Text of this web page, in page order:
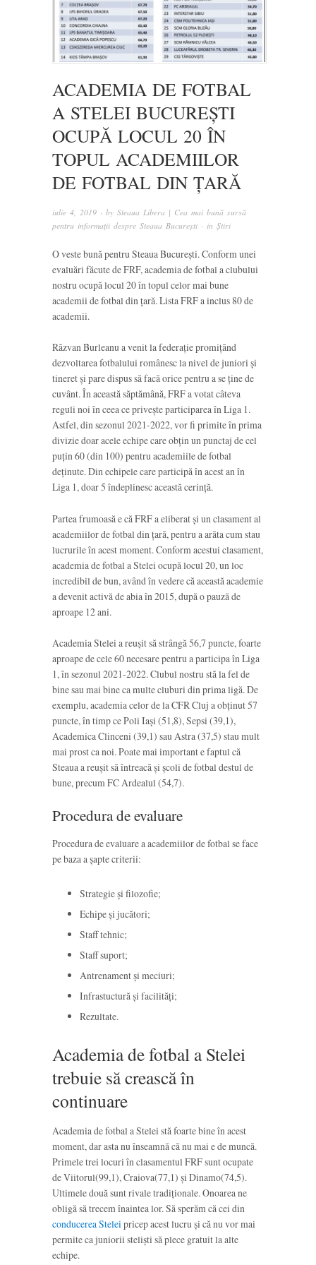
ACADEMIA DE FOTBAL
A STELEI BUCUREȘTI
OCUPĂ LOCUL 20 ÎN
TOPUL ACADEMIILOR
DE FOTBAL DIN ȚARĂ
iulie 4, 2019 · by Steaua Libera | Cea mai bună sursă
pentru informații despre Steaua București · in Știri
O veste bună pentru Steaua București. Conform unei
evaluări făcute de FRF, academia de fotbal a clubului
nostru ocupă locul 20 în topul celor mai bune
academii de fotbal din țară. Lista FRF a inclus 80 de
academii.
Răzvan Burleanu a venit la federație promițănd
dezvoltarea fotbalului românesc la nivel de juniori și
tineret și pare dispus să facă orice pentru a se ține de
cuvânt. În această săptămână, FRF a votat câteva
reguli noi în ceea ce privește participarea în Liga 1.
Astfel, din sezonul 2021-2022, vor fi primite în prima
divizie doar acele echipe care obțin un punctaj de cel
puțin 60 (din 100) pentru academiile de fotbal
deținute. Din echipele care participă în acest an în
Liga 1, doar 5 îndeplinesc această cerință.
Partea frumoasă e că FRF a eliberat și un clasament al
academiilor de fotbal din țară, pentru a arăta cum stau
lucrurile în acest moment. Conform acestui clasament,
academia de fotbal a Stelei ocupă locul 20, un loc
incredibil de bun, având în vedere că această academie
a devenit activă de abia în 2015, după o pauză de
aproape 12 ani.
Academia Stelei a reușit să strângă 56,7 puncte, foarte
aproape de cele 60 necesare pentru a participa în Liga
1, în sezonul 2021-2022. Clubul nostru stă la fel de
bine sau mai bine ca multe cluburi din prima ligă. De
exemplu, academia celor de la CFR Cluj a obținut 57
puncte, în timp ce Poli Iași (51,8), Sepsi (39,1),
Academica Clinceni (39,1) sau Astra (37,5) stau mult
mai prost ca noi. Poate mai important e faptul că
Steaua a reușit să întreacă și școli de fotbal destul de
bune, precum FC Ardealul (54,7).
Procedura de evaluare
Procedura de evaluare a academiilor de fotbal se face
pe baza a șapte criterii:
Strategie și filozofie;
Echipe și jucători;
Staff tehnic;
Staff suport;
Antrenament și meciuri;
Infrastuctură și facilități;
Rezultate.
Academia de fotbal a Stelei
trebuie să crească în
continuare
Academia de fotbal a Stelei stă foarte bine în acest
moment, dar asta nu înseamnă că nu mai e de muncă.
Primele trei locuri în clasamentul FRF sunt ocupate
de Viitorul(99,1), Craiova(77,1) și Dinamo(74,5).
Ultimele două sunt rivale tradiționale. Onoarea ne
obligă să trecem înaintea lor. Să sperăm că cei din
conducerea Steleipricep acest lucru și că nu vor mai
permite ca juniorii steliști să plece gratuit la alte
echipe.